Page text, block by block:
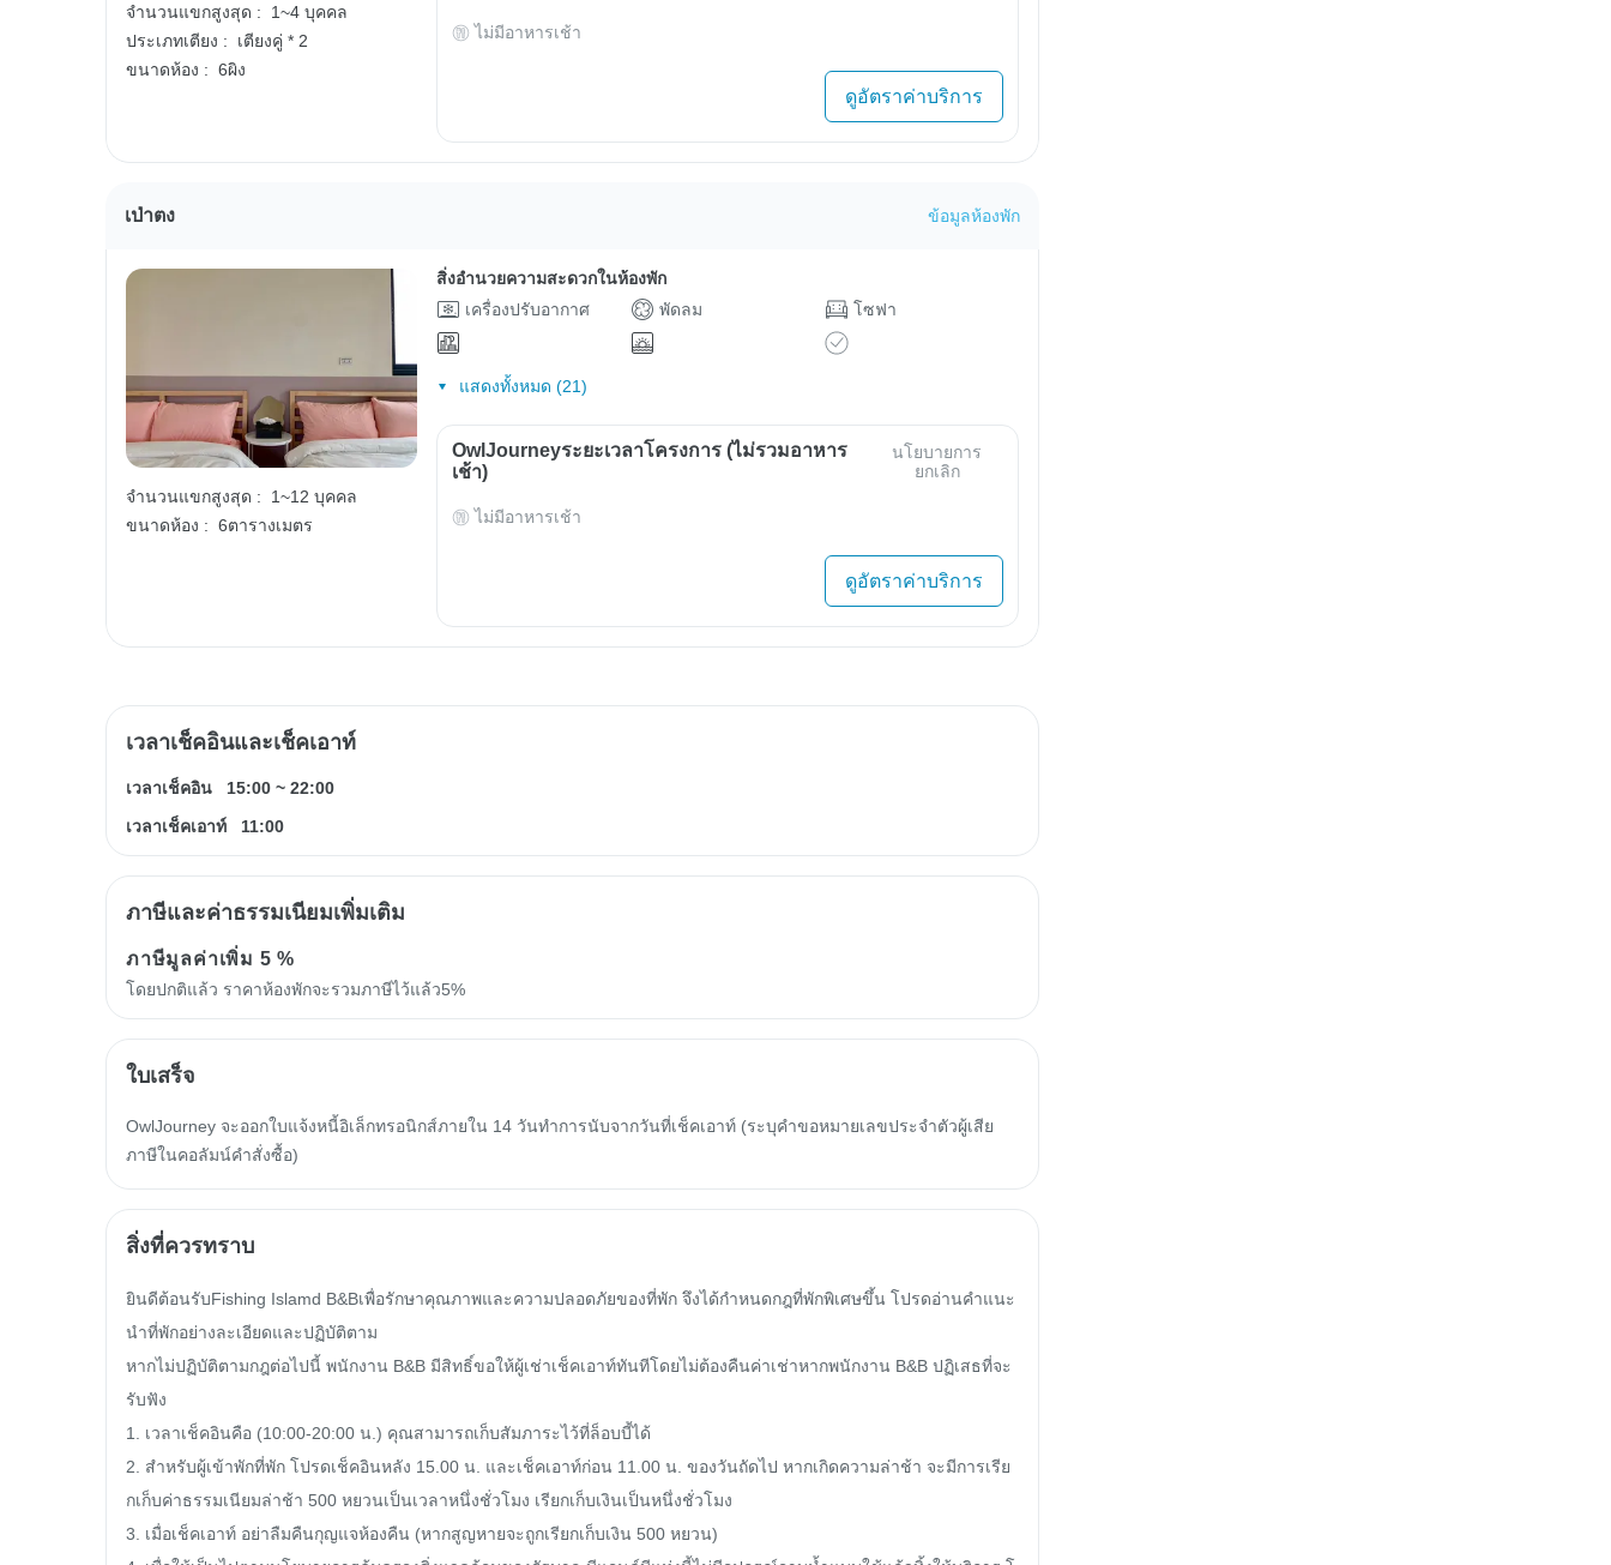
จำนวนแขกสูงสุด :
1~4 บุคคล
ประเภทเตียง :
เตียงคู่ * 2
ขนาดห้อง : 6ผิง
ไม่มีอาหารเช้า
ดูอัตราค่าบริการ
เป่าตง ข้อมูลห้องพัก
จำนวนแขกสูงสุด :
1~12 บุคคล
ขนาดห้อง : 6ตารางเมตร
สิ่งอำนวยความสะดวกในห้องพัก
เครื่องปรับอากาศ
พัดลม โซฟา
แสดงทั้งหมด (21)
OwlJourneyระยะเวลาโครงการ (ไม่รวมอาหาร
เช้า)
นโยบายการ
ยกเลิก
ไม่มีอาหารเช้า
ดูอัตราค่าบริการ
เวลาเช็คอินและเช็คเอาท์
เวลาเช็คอิน 15:00 ~ 22:00
เวลาเช็คเอาท์
11:00
ภาษีและค่าธรรมเนียมเพิ่มเติม
ภาษีมูลค่าเพิ่ม 5 %
โดยปกติแล้ว ราคาห้องพักจะรวมภาษีไว้แล้ว5%
ใบเสร็จ
OwlJourney จะออกใบแจ้งหนี้อิเล็กทรอนิกส์ภายใน 14 วันทำการนับจากวันที่เช็คเอาท์ (ระบุคำขอหมายเลขประจำตัวผู้เสีย
ภาษีในคอลัมน์คำสั่งซื้อ)
สิ่งที่ควรทราบ
ยินดีต้อนรับFishing Islamd B&Bเพื่อรักษาคุณภาพและความปลอดภัยของที่พัก จึงได้กำหนดกฎที่พักพิเศษขึ้น โปรดอ่านคำแนะ
นำที่พักอย่างละเอียดและปฏิบัติตาม
หากไม่ปฏิบัติตามกฎต่อไปนี้ พนักงาน B&B มีสิทธิ์ขอให้ผู้เช่าเช็คเอาท์ทันทีโดยไม่ต้องคืนค่าเช่าหากพนักงาน B&B ปฏิเสธที่จะ
รับฟัง
1. เวลาเช็คอินคือ (10:00-20:00 น.) คุณสามารถเก็บสัมภาระไว้ที่ล็อบบี้ได้
2. สำหรับผู้เข้าพักที่พัก โปรดเช็คอินหลัง 15.00 น. และเช็คเอาท์ก่อน 11.00 น. ของวันถัดไป หากเกิดความล่าช้า จะมีการเรีย
กเก็บค่าธรรมเนียมล่าช้า 500 หยวนเป็นเวลาหนึ่งชั่วโมง เรียกเก็บเงินเป็นหนึ่งชั่วโมง
3. เมื่อเช็คเอาท์ อย่าลืมคืนกุญแจห้องคืน (หากสูญหายจะถูกเรียกเก็บเงิน 500 หยวน)